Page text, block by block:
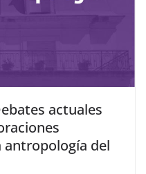
actuales
antropología del